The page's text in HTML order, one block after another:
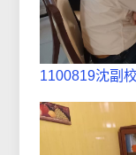
1100819沈副